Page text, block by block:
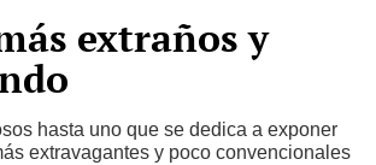
extraños y
hasta uno que se dedica a exponer
extravagantes y poco convencionales